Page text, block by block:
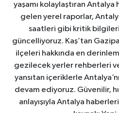
yaşamı kolaylaştıran
gelen yerel raporlar,
saatleri gibi kritik
güncelliyoruz. Kaş’tan
ilçeleri hakkında en
gezilecek yerler rehberleri
yansıtan içeriklerle
devam ediyoruz. Güvenilir,
anlayışıyla Antalya